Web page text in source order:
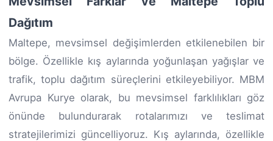
Dağıtım
Maltepe, mevsimsel değişimlerden etkilenebilen bir
bölge. Özellikle kış aylarında yoğunlaşan yağışlar ve
trafik, toplu dağıtım süreçlerini etkileyebiliyor. MBM
Avrupa Kurye olarak, bu mevsimsel farklılıkları göz
önünde bulundurarak rotalarımızı ve teslimat
stratejilerimizi güncelliyoruz. Kış aylarında, özellikle